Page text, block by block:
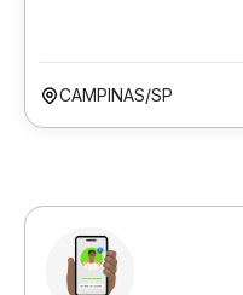
CAMPINAS/SP